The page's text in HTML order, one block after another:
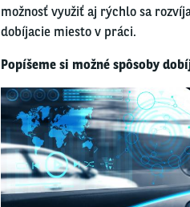
možnosť využiť aj rýchlo sa
dobíjacie miesto v práci.
Popíšeme si možné spôsoby